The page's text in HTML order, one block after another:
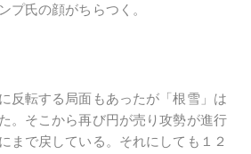
プ氏の顔がちらつく。
反転する局面もあったが「根雪」は
。そこから再び円が売り攻勢が進行
まで戻している。それにしても１２